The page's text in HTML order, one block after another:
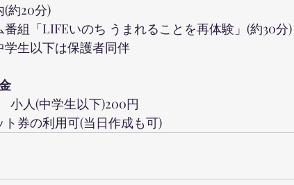
(約20分)
LIFEいのち うまれることを再体験」(約30分)
生以下は保護者同伴
小人(中学生以下)200円
券の利用可(当日作成も可)